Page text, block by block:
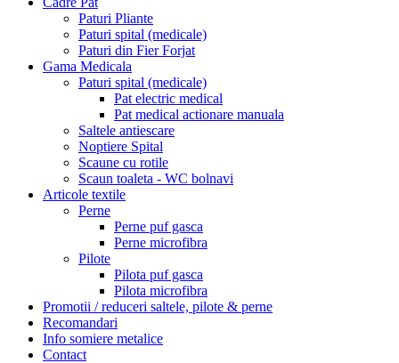
Paturi Pliante
Paturi spital (medicale)
Paturi din Fier Forjat
Gama Medicala
Paturi spital (medicale)
Pat electric medical
Pat medical actionare manuala
Saltele antiescare
Noptiere Spital
Scaune cu rotile
Scaun toaleta - WC bolnavi
Articole textile
Perne
Perne puf gasca
Perne microfibra
Pilote
Pilota puf gasca
Pilota microfibra
Promotii / reduceri saltele, pilote & perne
Recomandari
Info somiere metalice
Contact